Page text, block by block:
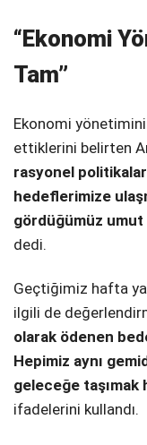
“Ekonomi
Tam”
Ekonomi
ettiklerini belirten
rasyonel
hedeflerimize
gördüğümüz umut
dedi.
Geçtiğimiz hafta
ilgili de
olarak ödenen
Hepimiz aynı
geleceğe taşımak
ifadelerini kullandı.